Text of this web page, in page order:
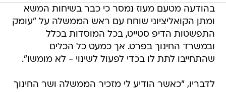
בהודעה מטעם מעוז נמסר כי כבר בשיחות המשא
ומתן הקואליציוני שוחח עם ראש הממשלה על "עומק
התפשטות הדיפ סטייט, בכל המוסדות בכלל
ובמשרד החינוך בפרט. אך כמעט כל הכלים
שהתחייבו לתת לו בכדי לפעול לשינוי - לא מומשו".
לדבריו, "כאשר הודיע לי מזכיר הממשלה ושר החינוך